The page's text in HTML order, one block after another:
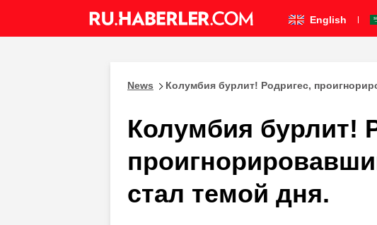
English
News Колумбия бурлит! Родригес,
Колумбия бурлит!
стал темой дня.